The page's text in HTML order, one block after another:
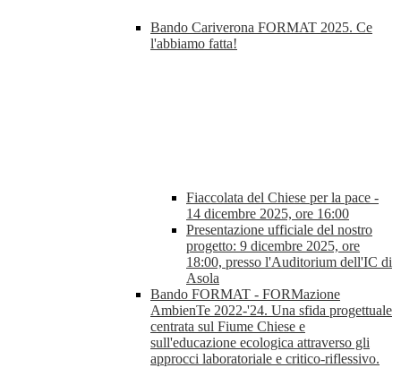
Bando Cariverona FORMAT 2025. Ce
l'abbiamo fatta!
Fiaccolata del Chiese per la pace -
14 dicembre 2025, ore 16:00
Presentazione ufficiale del nostro
progetto: 9 dicembre 2025, ore
18:00, presso l'Auditorium dell'IC di
Asola
Bando FORMAT - FORMazione
AmbienTe 2022-'24. Una sfida progettuale
centrata sul Fiume Chiese e
sull'educazione ecologica attraverso gli
approcci laboratoriale e critico-riflessivo.